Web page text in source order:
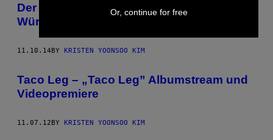
Der Hauptverdächtige im 4chan-
Würgemord wurde festgenommen
11.10.14BY KRISTEN YOONSOO KIM
Taco Leg – „Taco Leg” Albumstream und
Videopremiere
11.07.12BY KRISTEN YOONSOO KIM
Or, continue for free